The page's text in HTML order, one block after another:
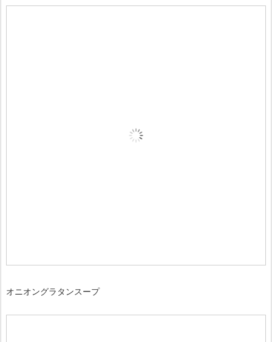
オニオングラタンスープ